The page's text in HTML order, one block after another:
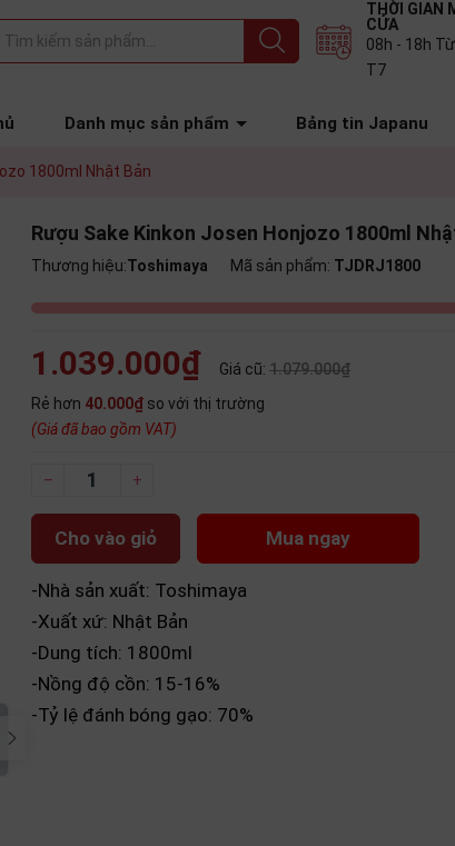
THỜI GIAN
CỬA
08h - 18h
T7
Danh mục sản phẩm Bảng tin Japanu
1800ml Nhật Bản
Rượu Sake Kinkon Josen Honjozo 1800ml
Thương hiệu:Toshimaya Mã sản phẩm: TJDRJ1800
1.039.000₫ Giá cũ: 1.079.000₫
Rẻ hơn 40.000₫ so với thị trường
(Giá đã bao gồm VAT)
– +
Cho vào giỏ Mua ngay
-Nhà sản xuất: Toshimaya
-Xuất xứ: Nhật Bản
-Dung tích: 1800ml
-Nồng độ cồn: 15-16%
-Tỷ lệ đánh bóng gạo: 70%